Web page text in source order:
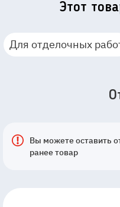
Этот
Для отделочных
Вы можете оставить
ранее товар